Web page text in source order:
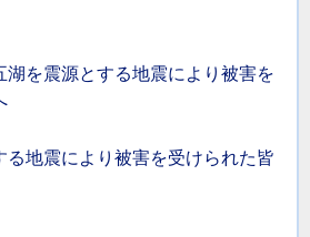
湖を震源とする地震により被害を
る地震により被害を受けられた皆